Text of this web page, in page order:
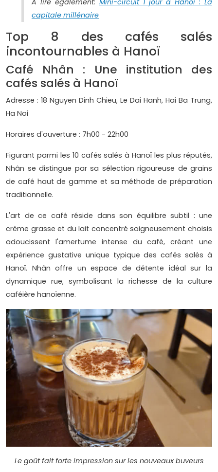
À lire également: Mini-circuit 1 jour à Hanoï : La
capitale millénaire
Top 8 des cafés salés
incontournables à Hanoï
Café Nhân : Une institution des
cafés salés à Hanoï
Adresse : 18 Nguyen Dinh Chieu, Le Dai Hanh, Hai Ba Trung,
Ha Noi
Horaires d'ouverture : 7h00 - 22h00
Figurant parmi les 10 cafés salés à Hanoï les plus réputés,
Nhân se distingue par sa sélection rigoureuse de grains
de café haut de gamme et sa méthode de préparation
traditionnelle.
L'art de ce café réside dans son équilibre subtil : une
crème grasse et du lait concentré soigneusement choisis
adoucissent l'amertume intense du café, créant une
expérience gustative unique typique des cafés salés à
Hanoï. Nhân offre un espace de détente idéal sur la
dynamique rue, symbolisant la richesse de la culture
caféière hanoïenne.
Le goût fait forte impression sur les nouveaux buveurs